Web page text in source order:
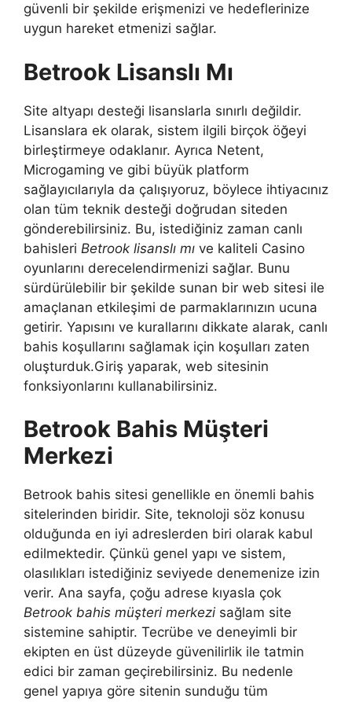
güvenli bir şekilde erişmenizi ve hedeflerinize
uygun hareket etmenizi sağlar.
Betrook Lisanslı Mı
Site altyapı desteği lisanslarla sınırlı değildir.
Lisanslara ek olarak, sistem ilgili birçok öğeyi
birleştirmeye odaklanır. Ayrıca Netent,
Microgaming ve gibi büyük platform
sağlayıcılarıyla da çalışıyoruz, böylece ihtiyacınız
olan tüm teknik desteği doğrudan siteden
gönderebilirsiniz. Bu, istediğiniz zaman canlı
bahisleri Betrook lisanslı mı ve kaliteli Casino
oyunlarını derecelendirmenizi sağlar. Bunu
sürdürülebilir bir şekilde sunan bir web sitesi ile
amaçlanan etkileşimi de parmaklarınızın ucuna
getirir. Yapısını ve kurallarını dikkate alarak, canlı
bahis koşullarını sağlamak için koşulları zaten
oluşturduk.Giriş yaparak, web sitesinin
fonksiyonlarını kullanabilirsiniz.
Betrook Bahis Müşteri
Merkezi
Betrook bahis sitesi genellikle en önemli bahis
sitelerinden biridir. Site, teknoloji söz konusu
olduğunda en iyi adreslerden biri olarak kabul
edilmektedir. Çünkü genel yapı ve sistem,
olasılıkları istediğiniz seviyede denemenize izin
verir. Ana sayfa, çoğu adrese kıyasla çok
Betrook bahis müşteri merkezi sağlam site
sistemine sahiptir. Tecrübe ve deneyimli bir
ekipten en üst düzeyde güvenilirlik ile tatmin
edici bir zaman geçirebilirsiniz. Bu nedenle
genel yapıya göre sitenin sunduğu tüm